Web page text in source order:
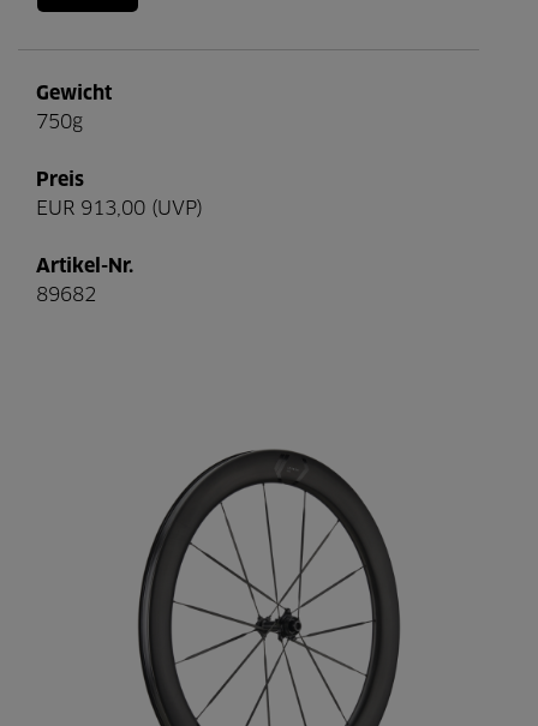
Gewicht
750g
Preis
EUR 913,00 (UVP)
Artikel-Nr.
89682